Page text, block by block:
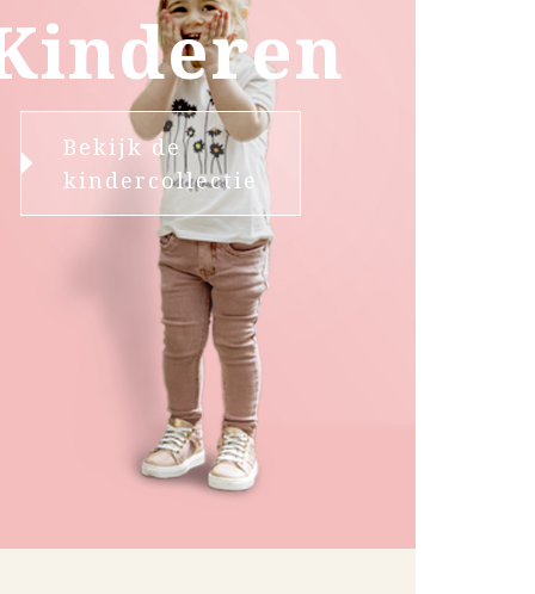
Bekijk de
kindercollectie